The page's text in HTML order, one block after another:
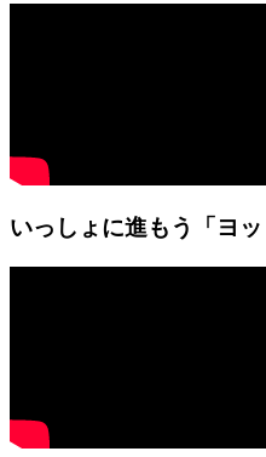
いっしょに進もう「ヨ